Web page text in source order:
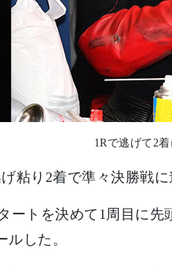
1Rで逃げて2
粘り2着で準々決勝戦に
ートを決めて1周目に
した。